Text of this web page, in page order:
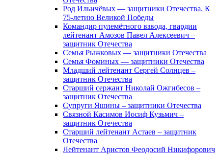
Род Ильичёвых — защитники Отечества. К
75-летию Великой Победы
Командир пулемётного взвода, гвардии
лейтенант Амозов Павел Алексеевич –
защитник Отечества
Семья Рыжковых — защитники Отечества
Семья Фоминых — защитники Отечества
Младший лейтенант Сергей Солнцев –
защитник Отечества
Старший сержант Николай Ожгибесов –
защитник Отечества
Супруги Яшины – защитники Отечества
Связной Касимов Иосиф Кузьмич –
защитник Отечества
Старший лейтенант Астаев – защитник
Отечества
Лейтенант Аристов Феодосий Никифорович